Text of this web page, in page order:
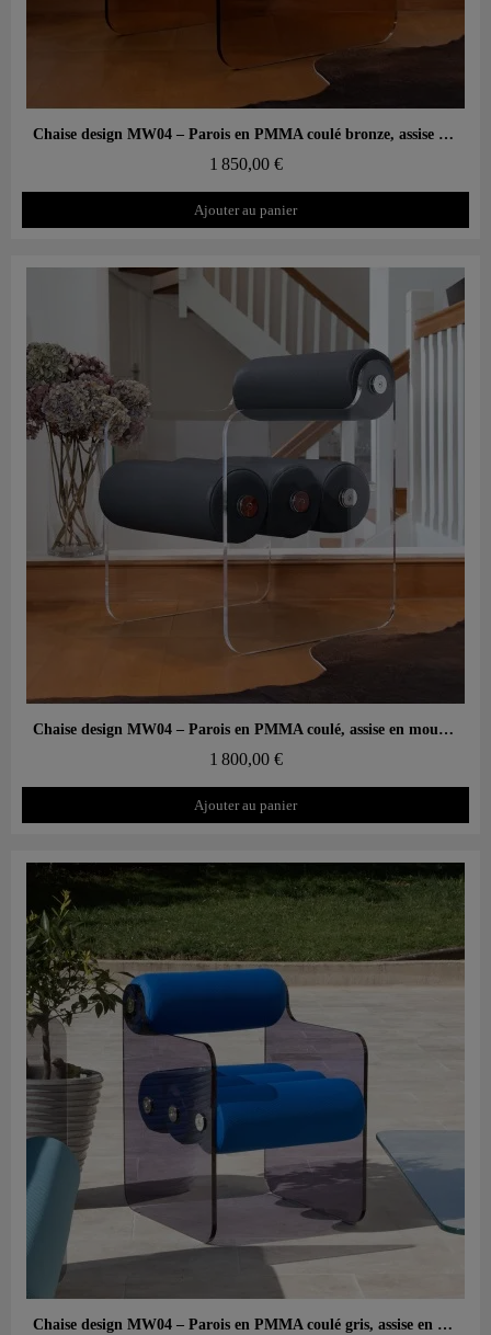
Aperçu rapide Chaise design MW04 – Parois en PMMA coulé bronze, assise en mousse
1 850,00 €
Ajouter au panier
Aperçu rapide Chaise design MW04 – Parois en PMMA coulé, assise en mousse Soshagro
1 800,00 €
Ajouter au panier
Aperçu rapide Chaise design MW04 – Parois en PMMA coulé gris, assise en mousse alvéolaire